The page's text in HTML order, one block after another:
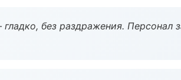
без раздражения. Персонал